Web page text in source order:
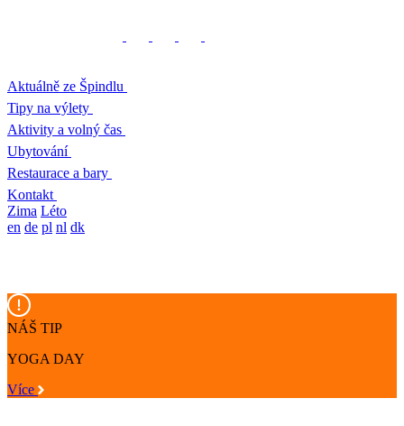
Aktuálně ze Špindlu
Tipy na výlety
Aktivity a volný čas
Ubytování
Restaurace a bary
Kontakt
Zima Léto
en de pl nl dk
NÁŠ TIP
YOGA DAY
Více